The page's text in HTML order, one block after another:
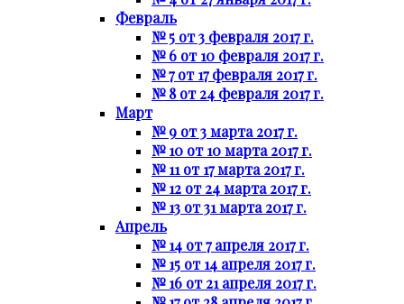
Февраль
№ 5 от 3 февраля 2017 г.
№ 6 от 10 февраля 2017 г.
№ 7 от 17 февраля 2017 г.
№ 8 от 24 февраля 2017 г.
Март
№ 9 от 3 марта 2017 г.
№ 10 от 10 марта 2017 г.
№ 11 от 17 марта 2017 г.
№ 12 от 24 марта 2017 г.
№ 13 от 31 марта 2017 г.
Апрель
№ 14 от 7 апреля 2017 г.
№ 15 от 14 апреля 2017 г.
№ 16 от 21 апреля 2017 г.